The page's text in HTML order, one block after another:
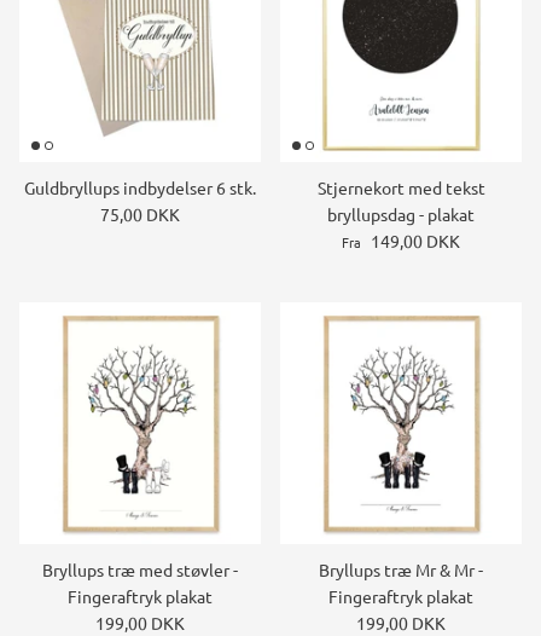
Guldbryllups indbydelser 6 stk.
75,00 DKK
Stjernekort med tekst
bryllupsdag - plakat
Fra 149,00 DKK
Bryllups træ med støvler -
Fingeraftryk plakat
199,00 DKK
Bryllups træ Mr & Mr -
Fingeraftryk plakat
199,00 DKK